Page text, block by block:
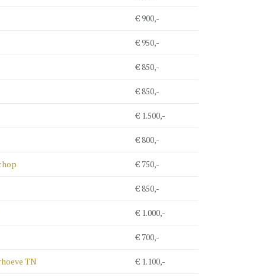
€ 900,-
€ 950,-
€ 850,-
€ 850,-
€ 1.500,-
€ 800,-
€ 750,-
€ 850,-
€ 1.000,-
€ 700,-
TN € 1.100,-